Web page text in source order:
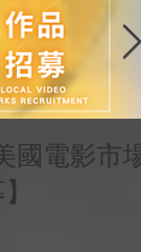
國電影市